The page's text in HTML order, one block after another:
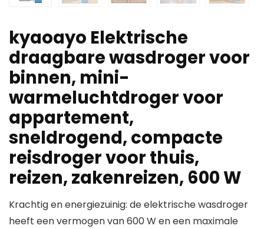
kyaoayo Elektrische
draagbare wasdroger voor
binnen, mini-
warmeluchtdroger voor
appartement,
sneldrogend, compacte
reisdroger voor thuis,
reizen, zakenreizen, 600 W
Krachtig en energiezuinig: de elektrische wasdroger
heeft een vermogen van 600 W en een maximale